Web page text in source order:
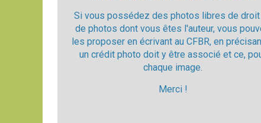
Si vous possédez des photos libres de droit
de photos dont vous êtes l'auteur, vous
les proposer en écrivant au CFBR, en
un crédit photo doit y être associé et ce,
chaque image.
Merci !